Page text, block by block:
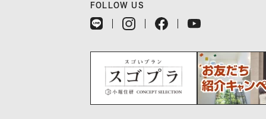
FOLLOW US